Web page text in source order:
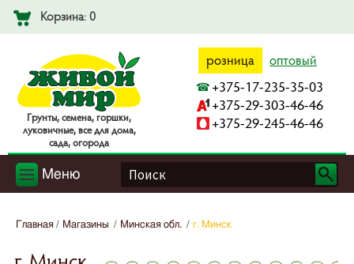
Корзина: 0
Гpyнты, ceмeнa, гopшки,
лyкoвичныe, вce для дoмa,
caдa, oгopoдa
розница оптовый
+375-17-235-35-03
+375-29-303-46-46
+375-29-245-46-46
Меню
Главная Магазины Минская обл. г. Минск